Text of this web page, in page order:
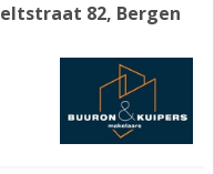
82, Bergen